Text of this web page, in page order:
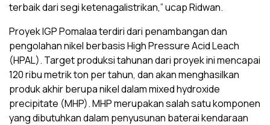
terbaik dari segi ketenagalistrikan,” ucap Ridwan.
Proyek IGP Pomalaa terdiri dari penambangan dan
pengolahan nikel berbasis High Pressure Acid Leach
(HPAL). Target produksi tahunan dari proyek ini mencapai
120 ribu metrik ton per tahun, dan akan menghasilkan
produk akhir berupa nikel dalam mixed hydroxide
precipitate (MHP). MHP merupakan salah satu komponen
yang dibutuhkan dalam penyusunan baterai kendaraan